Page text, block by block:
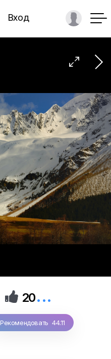
Вход

 20...
Рекомендовать 44.11